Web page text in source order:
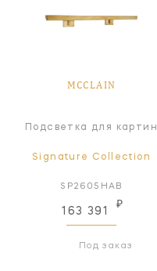
MCCLAIN
Подсветка для картин
Signature Collection
SP2605HAB
163 391
₽
Под заказ